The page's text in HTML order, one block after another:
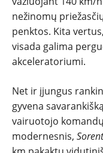
nežinomų
penktos. Kita
visada galima
akceleratoriumi.
Net ir įjungus
gyvena
vairuotojo
modernesnis,